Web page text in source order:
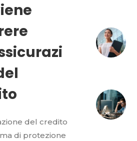
del credito
di protezione